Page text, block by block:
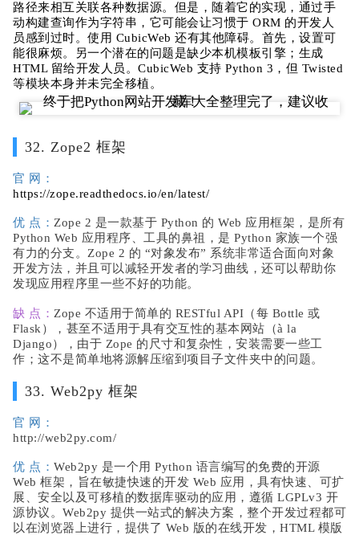
路径来相互关联各种数据源。但是，随着它的实现，通过手
动构建查询作为字符串，它可能会让习惯于 ORM 的开发人
员感到过时。使用 CubicWeb 还有其他障碍。首先，设置可
能很麻烦。另一个潜在的问题是缺少本机模板引擎；生成
HTML 留给开发人员。CubicWeb 支持 Python 3，但 Twisted
等模块本身并未完全移植。
32. Zope2 框架
官 网：
https://zope.readthedocs.io/en/latest/
优 点： Zope 2 是一款基于 Python 的 Web 应用框架，是所有
Python Web 应用程序、工具的鼻祖，是 Python 家族一个强
有力的分支。Zope 2 的 “对象发布” 系统非常适合面向对象
开发方法，并且可以减轻开发者的学习曲线，还可以帮助你
发现应用程序里一些不好的功能。
缺 点： Zope 不适用于简单的 RESTful API（每 Bottle 或
Flask），甚至不适用于具有交互性的基本网站（à la
Django），由于 Zope 的尺寸和复杂性，安装需要一些工
作；这不是简单地将源解压缩到项目子文件夹中的问题。
33. Web2py 框架
官 网：
http://web2py.com/
优 点： Web2py 是一个用 Python 语言编写的免费的开源
Web 框架，旨在敏捷快速的开发 Web 应用，具有快速、可扩
展、安全以及可移植的数据库驱动的应用，遵循 LGPLv3 开
源协议。Web2py 提供一站式的解决方案，整个开发过程都可
以在浏览器上进行，提供了 Web 版的在线开发，HTML 模版